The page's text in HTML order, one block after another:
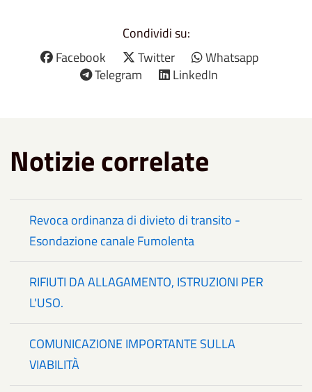
Condividi su:
Facebook
Twitter
Whatsapp
Telegram
LinkedIn
Notizie correlate
Revoca ordinanza di divieto di transito -
Esondazione canale Fumolenta
RIFIUTI DA ALLAGAMENTO, ISTRUZIONI PER
L'USO.
COMUNICAZIONE IMPORTANTE SULLA
VIABILITÀ